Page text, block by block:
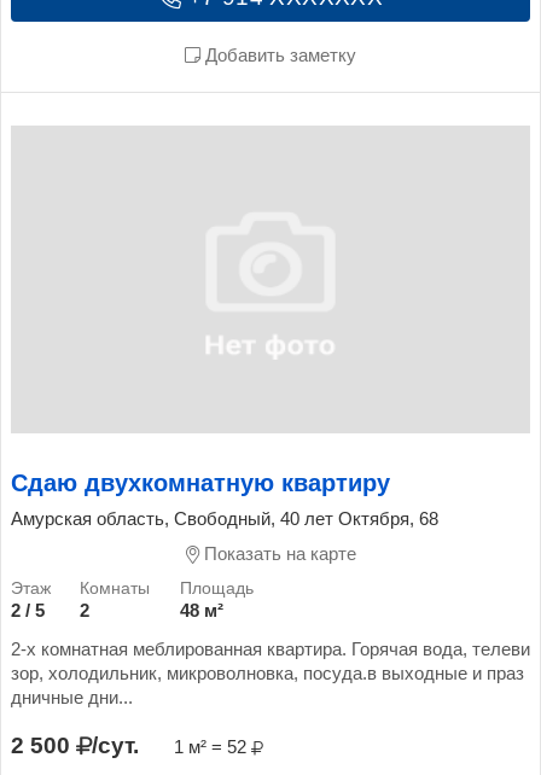
Добавить заметку
Сдаю двухкомнатную квартиру
Амурская область, Свободный, 40 лет Октября, 68
Показать на карте
2 / 5 2
48 м²
2-х комнатная меблированная квартира. Горячая вода, телеви
зор, холодильник, микроволновка, посуда.в выходные и праз
дничные дни...
2 500 /сут. 1 м² = 52